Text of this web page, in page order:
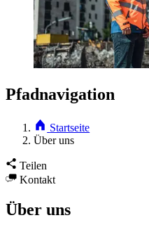
Pfadnavigation
Startseite
Über uns
Teilen
Kontakt
Über uns